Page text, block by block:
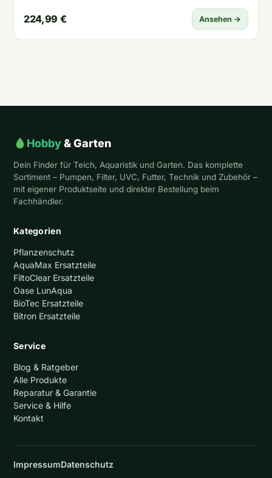
224,99 € Ansehen →
Hobby& Garten
Dein Finder für Teich, Aquaristik und Garten. Das komplette
Sortiment – Pumpen, Filter, UVC, Futter, Technik und Zubehör –
mit eigener Produktseite und direkter Bestellung beim
Fachhändler.
Kategorien
Pflanzenschutz
AquaMax Ersatzteile
FiltoClear Ersatzteile
Oase LunAqua
BioTec Ersatzteile
Bitron Ersatzteile
Service
Blog & Ratgeber
Alle Produkte
Reparatur & Garantie
Service & Hilfe
Kontakt
ImpressumDatenschutz